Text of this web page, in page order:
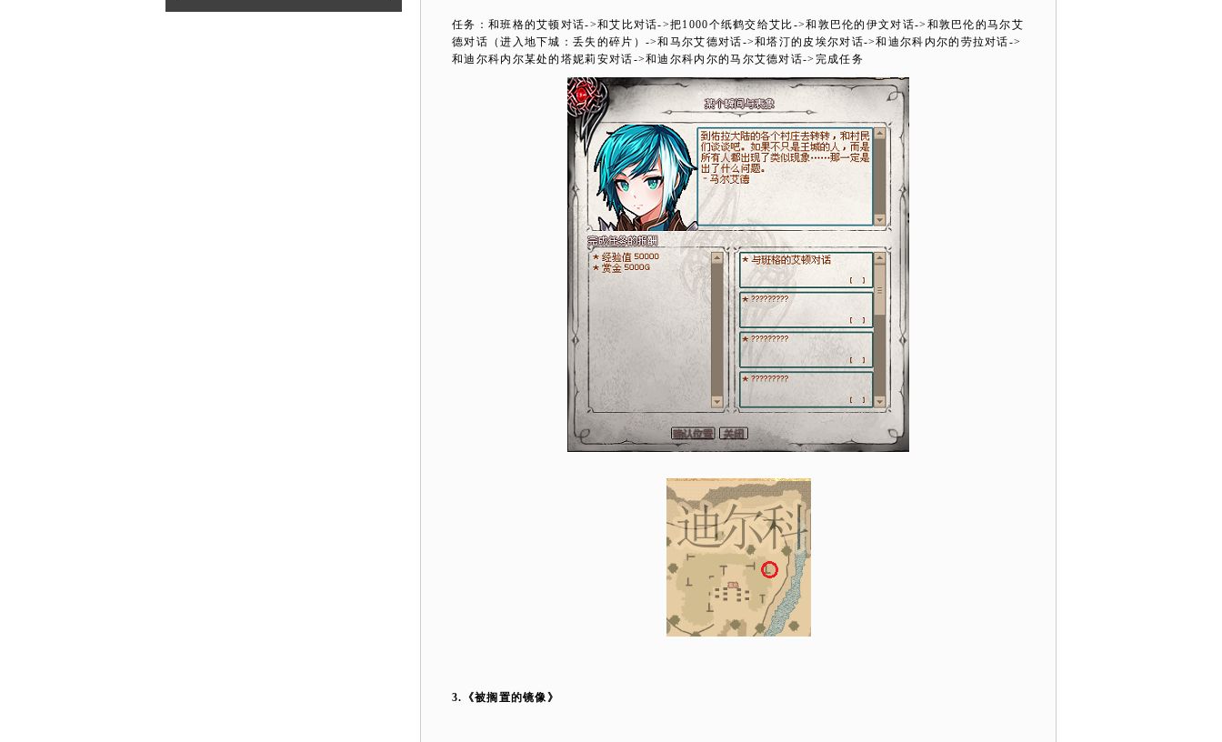
任务：和班格的艾顿对话->和艾比对话->把1000个纸鹤交给艾比->和敦巴伦的伊文对话-> 和敦巴伦的马尔艾
德对话（进入地下城：丢失的碎片） ->和马尔艾德对话->和塔汀的皮埃尔对话->和迪尔科内尔的劳拉对话->
和迪尔科内尔某处的塔妮莉安对话->和迪尔科内尔的马尔艾德对话-> 完成任务
3. 《被搁置的镜像》